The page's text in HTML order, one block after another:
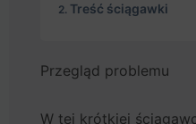
Treść ściągawki
Przegląd problemu
W tej krótkiej